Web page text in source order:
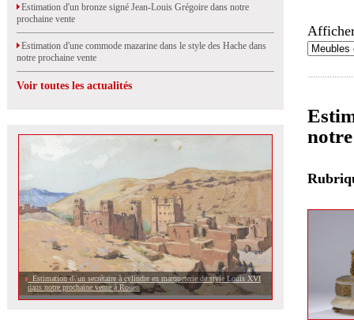
Estimation d'un bronze signé Jean-Louis Grégoire dans notre
prochaine vente
Estimation d'une commode mazarine dans le style des Hache dans
notre prochaine vente
Voir toutes les actualités
Estimation d\'un secrétaire à cylindre en marqueterie de style Louis XVI
dans notre prochaine vente à Rouen